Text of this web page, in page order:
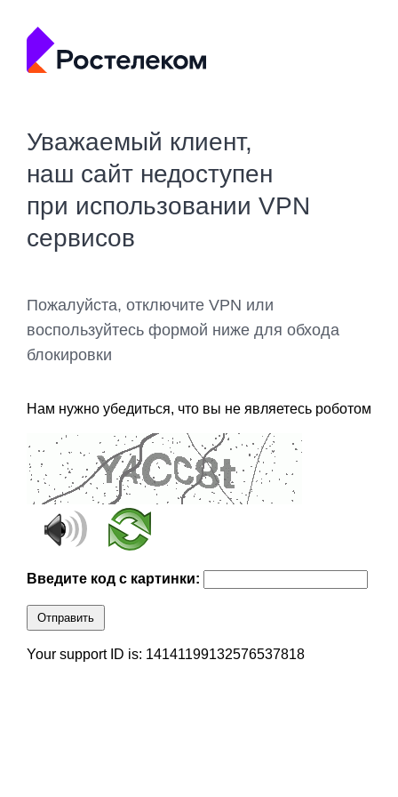
Уважаемый клиент,
наш сайт недоступен
при использовании VPN
сервисов
Пожалуйста, отключите VPN или
воспользуйтесь формой ниже для обхода
блокировки
Нам нужно убедиться, что вы не являетесь роботом
Введите код с картинки:
Отправить
Your support ID is: 14141199132576537818